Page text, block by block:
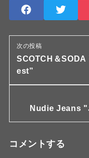
次の投稿
SCOTCH＆
est”
Nudie Jeans
コメントする